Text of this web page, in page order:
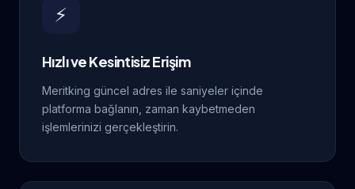
⚡
Hızlı ve Kesintisiz Erişim
Meritking güncel adres ile saniyeler içinde
platforma bağlanın, zaman kaybetmeden
işlemlerinizi gerçekleştirin.